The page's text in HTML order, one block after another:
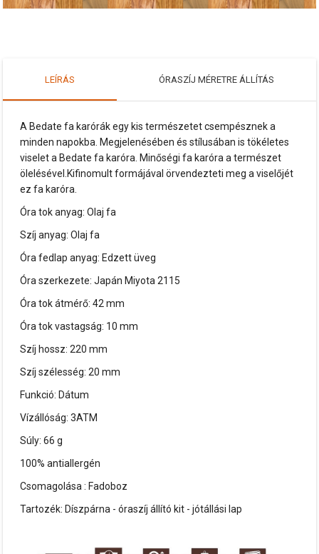
LEÍRÁS ÓRASZÍJ MÉRETRE ÁLLÍTÁS
A Bedate fa karórák egy kis természetet csempésznek a
minden napokba. Megjelenésében és stílusában is tökéletes
viselet a Bedate fa karóra. Minőségi fa karóra a természet
ölelésével.Kifinomult formájával örvendezteti meg a viselőjét
ez fa karóra.
Óra tok anyag: Olaj fa
Szíj anyag: Olaj fa
Óra fedlap anyag: Edzett üveg
Óra szerkezete: Japán Miyota 2115
Óra tok átmérő: 42 mm
Óra tok vastagság: 10 mm
Szíj hossz: 220 mm
Szíj szélesség: 20 mm
Funkció: Dátum
Vízállóság: 3ATM
Súly: 66 g
100% antiallergén
Csomagolása : Fadoboz
Tartozék: Díszpárna - óraszíj állító kit - jótállási lap